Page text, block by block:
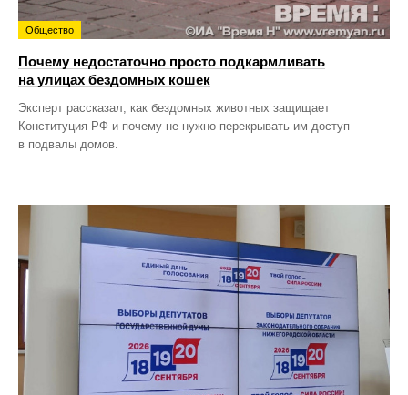
Общество
Почему недостаточно просто подкармливать
на улицах бездомных кошек
Эксперт рассказал, как бездомных животных защищает
Конституция РФ и почему не нужно перекрывать им доступ
в подвалы домов.